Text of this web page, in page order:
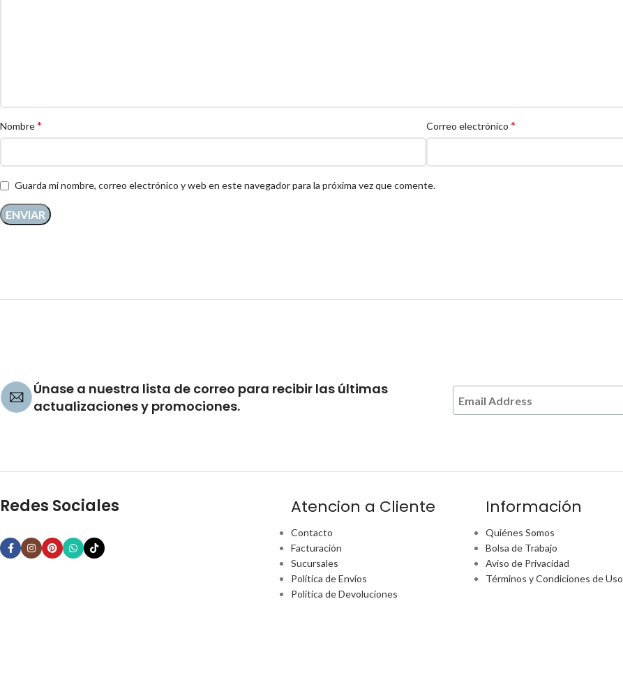
Nombre* Correo electrónico *
Guarda mi nombre, correo electrónico y web en este navegador para la próxima vez que comente.
Únase a nuestra lista de correo para recibir las últimas
actualizaciones y promociones.
Redes Sociales Atencion a Cliente
Contacto
Facturación
Sucursales
Política de Envíos
Política de Devoluciones
Información
Quiénes Somos
Bolsa de Trabajo
Aviso de Privacidad
Términos y Condiciones de Uso